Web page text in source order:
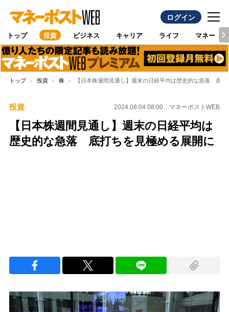
ログイン
トップ 投資 ビジネス キャリア ライフ マネー
トップ 投資 株 【日本株週間見通し】週末の日経平均は歴史的な急落 底打
投資 2024.08.04 08:00 マネーポストWEB
【日本株週間見通し】週末の日経平均は
歴史的な急落 底打ちを見極める展開に